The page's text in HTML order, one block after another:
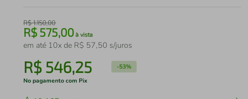
R$1.150,00
R$575,00 à vista
em até 10x de R$ 57,50 s/juros
R$ 546,25 -53%
No pagamento com Pix